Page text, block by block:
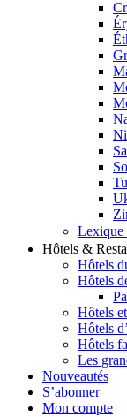
Lexique
Hôtels &
Hôtels
Hôtels
Hôtels
Hôtels
Hôtels
Les
Nouveautés
S’abonner
Mon compte